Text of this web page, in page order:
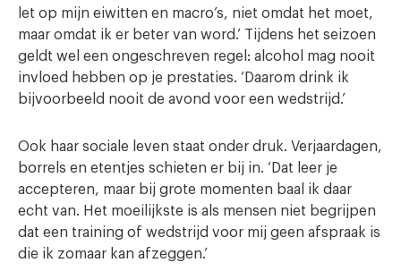
let op mijn eiwitten en macro’s, niet omdat het moet,
maar omdat ik er beter van word.’ Tijdens het seizoen
geldt wel een ongeschreven regel: alcohol mag nooit
invloed hebben op je prestaties. ‘Daarom drink ik
bijvoorbeeld nooit de avond voor een wedstrijd.’
Ook haar sociale leven staat onder druk. Verjaardagen,
borrels en etentjes schieten er bij in. ‘Dat leer je
accepteren, maar bij grote momenten baal ik daar
echt van. Het moeilijkste is als mensen niet begrijpen
dat een training of wedstrijd voor mij geen afspraak is
die ik zomaar kan afzeggen.’